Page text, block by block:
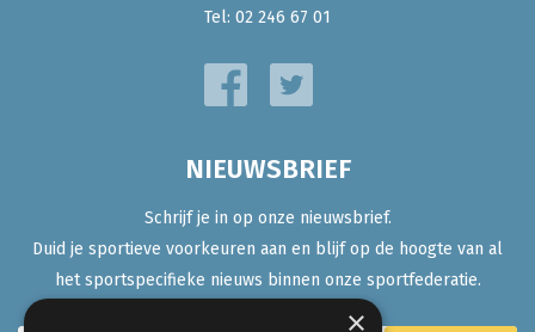
Tel: 02 246 67 01
NIEUWSBRIEF
Schrijf je in op onze nieuwsbrief.
Duid je sportieve voorkeuren aan en blijf op de hoogte van al
het sportspecifieke nieuws binnen onze sportfederatie.
×